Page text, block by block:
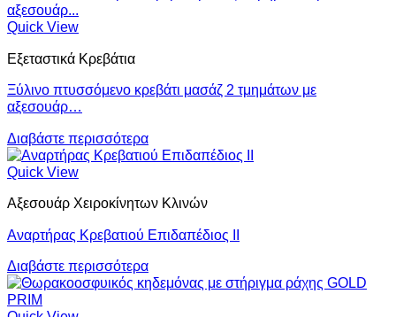
Quick View
Εξεταστικά Κρεβάτια
Ξύλινο πτυσσόμενο κρεβάτι μασάζ 2 τμημάτων με
αξεσουάρ…
Διαβάστε περισσότερα
Quick View
Αξεσουάρ Χειροκίνητων Κλινών
Αναρτήρας Κρεβατιού Επιδαπέδιος ΙΙ
Διαβάστε περισσότερα